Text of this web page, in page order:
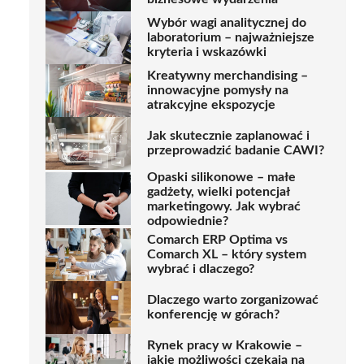
Wybór wagi analitycznej do
laboratorium – najważniejsze
kryteria i wskazówki
Kreatywny merchandising –
innowacyjne pomysły na
atrakcyjne ekspozycje
Jak skutecznie zaplanować i
przeprowadzić badanie CAWI?
Opaski silikonowe – małe
gadżety, wielki potencjał
marketingowy. Jak wybrać
odpowiednie?
Comarch ERP Optima vs
Comarch XL – który system
wybrać i dlaczego?
Dlaczego warto zorganizować
konferencję w górach?
Rynek pracy w Krakowie –
jakie możliwości czekają na